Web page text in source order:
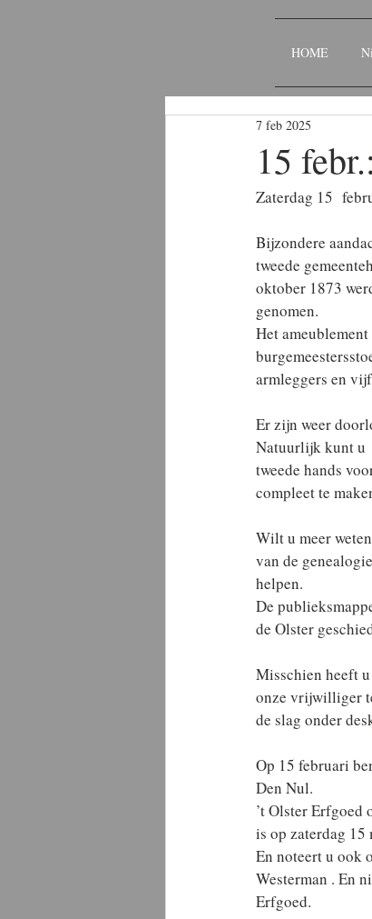
HOME
15
7 feb 2025
Zaterdag 15
Bijzondere
tweede
oktober 1873
genomen.
Het
armleggers en
Er zijn weer
Natuurlijk kunt u
tweede hands
compleet te
Wilt u meer
van de
helpen.
De
de Olster
Misschien heeft
onze vrijwilliger
de slag onder
Op 15 februari
Den Nul.
’t Olster Erfgoed
is op zaterdag 15
En noteert u ook
Westerman . En
Erfgoed.